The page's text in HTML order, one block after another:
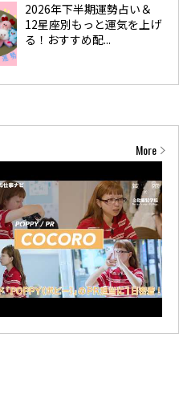
2026年下半期運勢占い＆
12星座別もっと運気を上げ
る！おすすめ配...
More